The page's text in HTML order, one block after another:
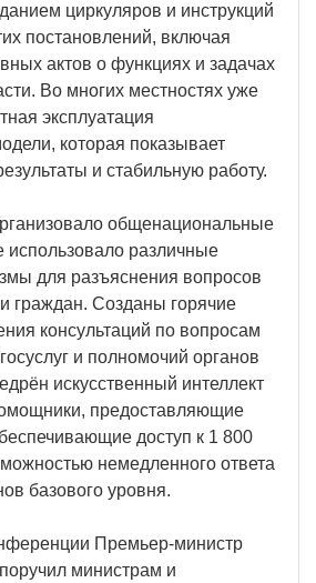
циркуляров и инструкций
постановлений, включая
актов о функциях и задачах
Во многих местностях уже
эксплуатация
которая показывает
и стабильную работу.
общенациональные
использовало различные
для разъяснения вопросов
граждан. Созданы горячие
консультаций по вопросам
и полномочий органов
искусственный интеллект
предоставляющие
доступ к 1 800
немедленного ответа
базового уровня.
Премьер-министр
министрам и